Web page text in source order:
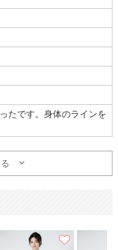
ったり
はぎ
:福岡県
ックレス等もレンタル出
たです。身体のラインを